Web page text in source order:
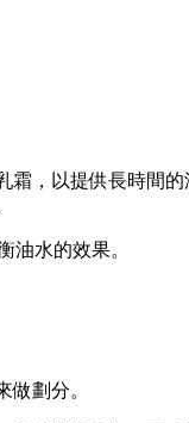
，以提供長時間的
油水的效果。
劃分。